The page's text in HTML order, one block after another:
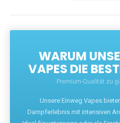
WARUM
VAPES DIE
Premium-Qualität zu
Unsere Einweg Vapes
Dampferlebnis mit intensiven